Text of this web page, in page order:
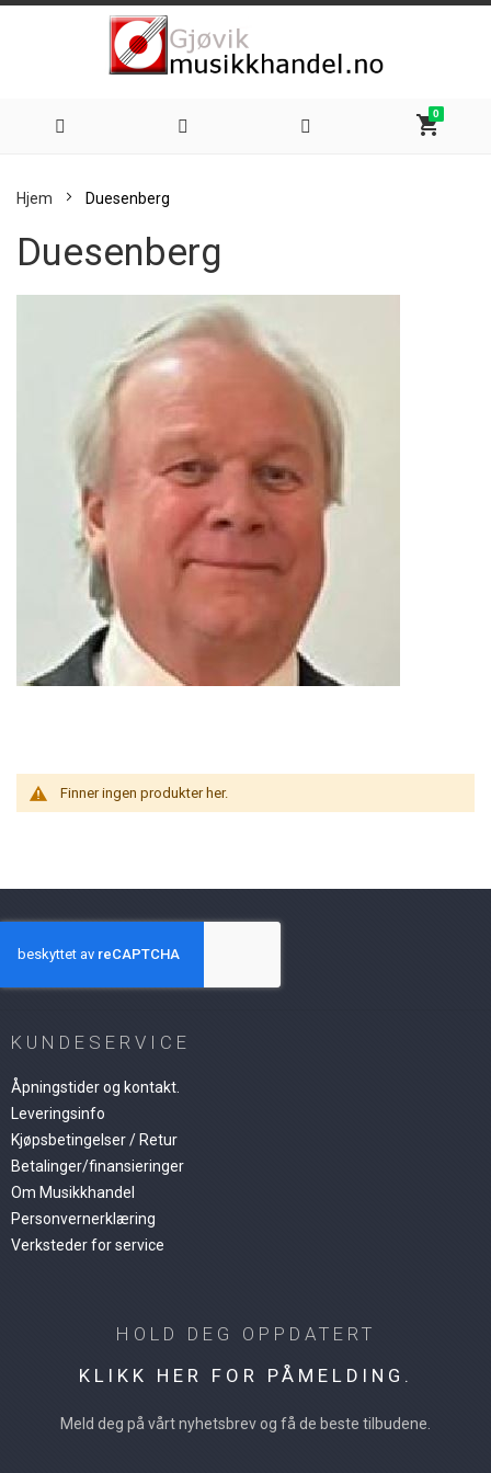
shopping_cart
0
innhold
Hjem Duesenberg
Duesenberg
Finner ingen produkter her.
KUNDESERVICE
Åpningstider og kontakt.
Leveringsinfo
Kjøpsbetingelser / Retur
Betalinger/finansieringer
Om Musikkhandel
Personvernerklæring
Verksteder for service
HOLD DEG OPPDATERT
KLIKK HER FOR PÅMELDING.
Meld deg på vårt nyhetsbrev og få de beste tilbudene.